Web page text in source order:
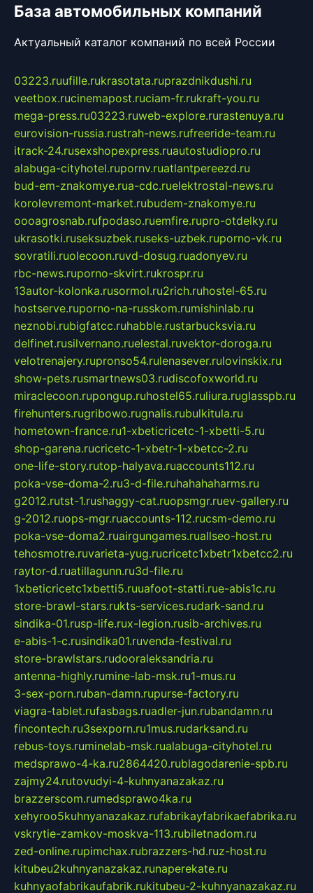
База автомобильных компаний
Актуальный каталог компаний по всей России
03223.ruufille.rukrasotata.ruprazdnikdushi.ru
veetbox.rucinemapost.ruciam-fr.rukraft-you.ru
mega-press.ru03223.ruweb-explore.rurastenuya.ru
eurovision-russia.rustrah-news.rufreeride-team.ru
itrack-24.rusexshopexpress.ruautostudiopro.ru
alabuga-cityhotel.rupornv.ruatlantpereezd.ru
bud-em-znakomye.rua-cdc.ruelektrostal-news.ru
korolevremont-market.rubudem-znakomye.ru
oooagrosnab.rufpodaso.ruemfire.rupro-otdelky.ru
ukrasotki.ruseksuzbek.ruseks-uzbek.ruporno-vk.ru
sovratili.ruolecoon.ruvd-dosug.ruadonyev.ru
rbc-news.ruporno-skvirt.rukrospr.ru
13autor-kolonka.rusormol.ru2rich.ruhostel-65.ru
hostserve.ruporno-na-russkom.rumishinlab.ru
neznobi.rubigfatcc.ruhabble.rustarbucksvia.ru
delfinet.rusilvernano.ruelestal.ruvektor-doroga.ru
velotrenajery.rupronso54.rulenasever.rulovinskix.ru
show-pets.rusmartnews03.rudiscofoxworld.ru
miraclecoon.rupongup.ruhostel65.ruliura.ruglasspb.ru
firehunters.rugribowo.rugnalis.rubulkitula.ru
hometown-france.ru1-xbeticricetc-1-xbetti-5.ru
shop-garena.rucricetc-1-xbetr-1-xbetcc-2.ru
one-life-story.rutop-halyava.ruaccounts112.ru
poka-vse-doma-2.ru3-d-file.ruhahahaharms.ru
g2012.rutst-1.rushaggy-cat.ruopsmgr.ruev-gallery.ru
g-2012.ruops-mgr.ruaccounts-112.rucsm-demo.ru
poka-vse-doma2.ruairgungames.ruallseo-host.ru
tehosmotre.ruvarieta-yug.rucricetc1xbetr1xbetcc2.ru
raytor-d.ruatillagunn.ru3d-file.ru
1xbeticricetc1xbetti5.ruuafoot-statti.rue-abis1c.ru
store-brawl-stars.rukts-services.rudark-sand.ru
sindika-01.rusp-life.rux-legion.rusib-archives.ru
e-abis-1-c.rusindika01.ruvenda-festival.ru
store-brawlstars.rudooraleksandria.ru
antenna-highly.rumine-lab-msk.ru1-mus.ru
3-sex-porn.ruban-damn.rupurse-factory.ru
viagra-tablet.rufasbags.ruadler-jun.rubandamn.ru
fincontech.ru3sexporn.ru1mus.rudarksand.ru
rebus-toys.ruminelab-msk.rualabuga-cityhotel.ru
medsprawo-4-ka.ru2864420.rublagodarenie-spb.ru
zajmy24.rutovudyi-4-kuhnyanazakaz.ru
brazzerscom.rumedsprawo4ka.ru
xehyroo5kuhnyanazakaz.rufabrikayfabrikaefabrika.ru
vskrytie-zamkov-moskva-113.rubiletnadom.ru
zed-online.rupimchax.rubrazzers-hd.ruz-host.ru
kitubeu2kuhnyanazakaz.runaperekate.ru
kuhnyaofabrikaufabrik.rukitubeu-2-kuhnyanazakaz.ru